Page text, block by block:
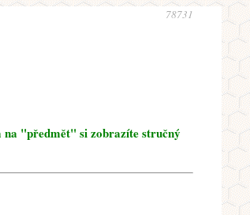
78731
"předmět" si zobrazíte stručný